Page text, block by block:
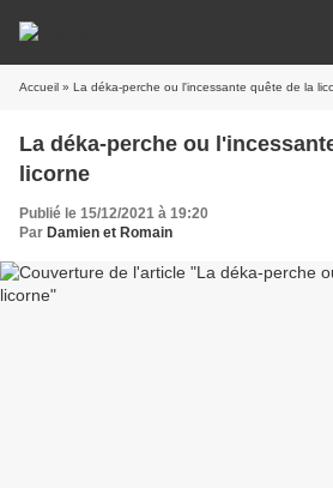
Accueil » La déka-perche ou l'incessante quête de la
La déka-perche ou
licorne
Publié le 15/12/2021 à 19:20
Par Damien et Romain